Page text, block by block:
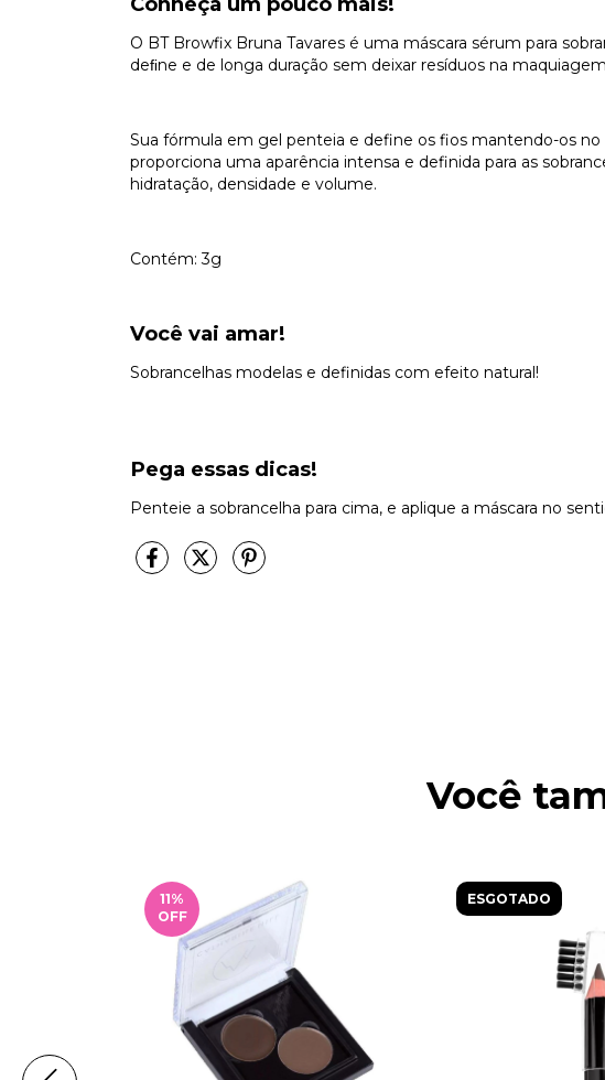
O BT Browfix Bruna Tavares é uma máscara sérum para
deﬁne e de longa duração sem deixar resíduos na
Sua fórmula em gel penteia e define os fios mantendo-os
proporciona uma aparência intensa e definida para as
hidratação, densidade e volume.
Contém: 3g
Você vai amar!
Sobrancelhas modelas e definidas com efeito natural!
Pega essas dicas!
Penteie a sobrancelha para cima, e aplique a máscara no
Você
11%
OFF
ESGOTADO